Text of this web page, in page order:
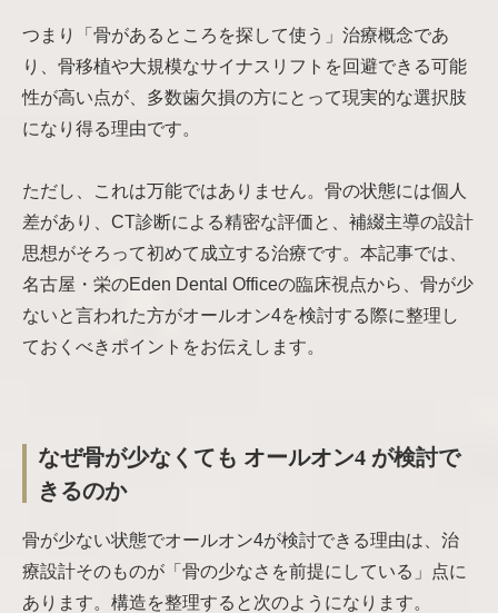
つまり「骨があるところを探して使う」治療概念であ
り、骨移植や大規模なサイナスリフトを回避できる可能
性が高い点が、多数歯欠損の方にとって現実的な選択肢
になり得る理由です。
ただし、これは万能ではありません。骨の状態には個人
差があり、CT診断による精密な評価と、補綴主導の設計
思想がそろって初めて成立する治療です。本記事では、
名古屋・栄のEden Dental Officeの臨床視点から、骨が少
ないと言われた方がオールオン4を検討する際に整理し
ておくべきポイントをお伝えします。
なぜ骨が少なくても オールオン4 が検討で
きるのか
骨が少ない状態でオールオン4が検討できる理由は、治
療設計そのものが「骨の少なさを前提にしている」点に
あります。構造を整理すると次のようになります。